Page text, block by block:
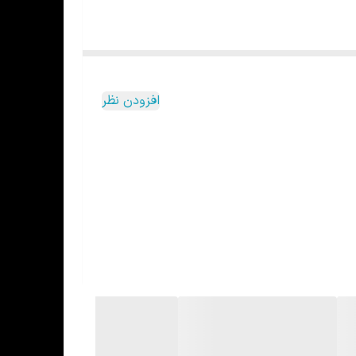
افزودن نظر